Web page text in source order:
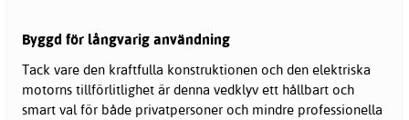
Byggd för långvarig användning
Tack vare den kraftfulla konstruktionen och den elektriska
motorns tillförlitlighet är denna vedklyv ett hållbart och
smart val för både privatpersoner och mindre professionella